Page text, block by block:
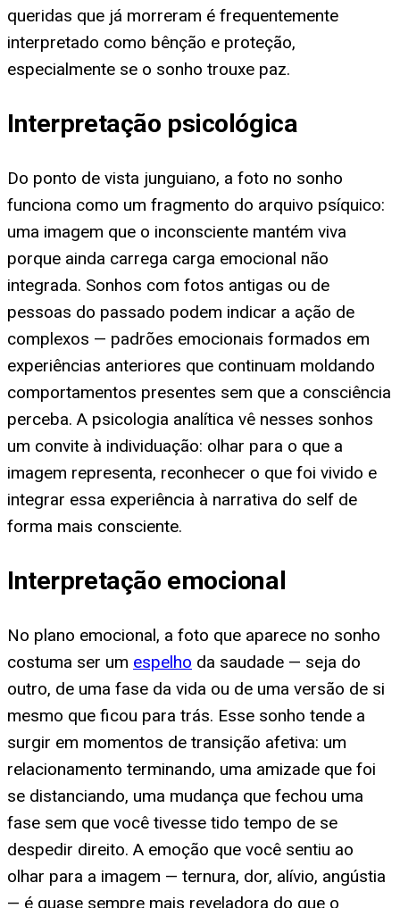
queridas que já morreram é frequentemente
interpretado como bênção e proteção,
especialmente se o sonho trouxe paz.
Interpretação psicológica
Do ponto de vista junguiano, a foto no sonho
funciona como um fragmento do arquivo psíquico:
uma imagem que o inconsciente mantém viva
porque ainda carrega carga emocional não
integrada. Sonhos com fotos antigas ou de
pessoas do passado podem indicar a ação de
complexos — padrões emocionais formados em
experiências anteriores que continuam moldando
comportamentos presentes sem que a consciência
perceba. A psicologia analítica vê nesses sonhos
um convite à individuação: olhar para o que a
imagem representa, reconhecer o que foi vivido e
integrar essa experiência à narrativa do self de
forma mais consciente.
Interpretação emocional
No plano emocional, a foto que aparece no sonho
costuma ser um espelho da saudade — seja do
outro, de uma fase da vida ou de uma versão de si
mesmo que ficou para trás. Esse sonho tende a
surgir em momentos de transição afetiva: um
relacionamento terminando, uma amizade que foi
se distanciando, uma mudança que fechou uma
fase sem que você tivesse tido tempo de se
despedir direito. A emoção que você sentiu ao
olhar para a imagem — ternura, dor, alívio, angústia
— é quase sempre mais reveladora do que o